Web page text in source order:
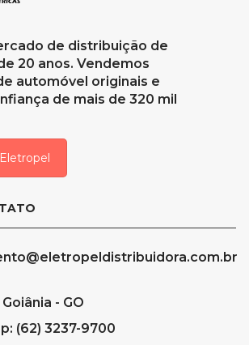
de distribuição de
20 anos. Vendemos
automóvel originais e
de mais de 320 mil
- GO
(62) 3237-9700